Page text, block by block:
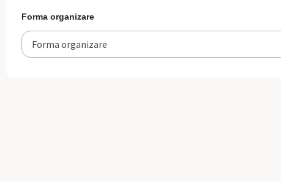
Forma organizare
Forma organizare